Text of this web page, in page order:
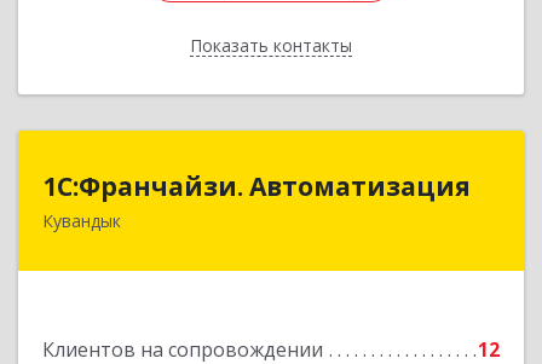
Показать контакты
Назад
1С:Франчайзи. Автоматизация
Кувандык
Клиентов на сопровождении 12
1С:Франчайзи. Автоматизация
462220, Оренбургская обл, Кувандыкский р-н,